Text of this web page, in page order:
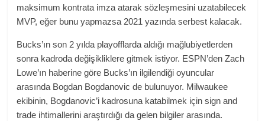
maksimum kontrata imza atarak sözleşmesini uzatabilecek
MVP, eğer bunu yapmazsa 2021 yazında serbest kalacak.
Bucks’ın son 2 yılda playofflarda aldığı mağlubiyetlerden
sonra kadroda değişikliklere gitmek istiyor. ESPN’den Zach
Lowe’ın haberine göre Bucks’ın ilgilendiği oyuncular
arasında Bogdan Bogdanovic de bulunuyor. Milwaukee
ekibinin, Bogdanovic’i kadrosuna katabilmek için sign and
trade ihtimallerini araştırdığı da gelen bilgiler arasında.